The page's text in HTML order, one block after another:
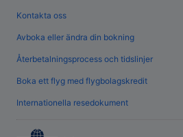
Kontakta oss
Avboka eller ändra din bokning
Återbetalningsprocess och tidslinjer
Boka ett flyg med flygbolagskredit
Internationella resedokument